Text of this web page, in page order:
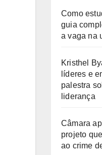
Como
guia
a vaga na
Kristhel
líderes e
palestra
liderança
Câmara
projeto
ao crime